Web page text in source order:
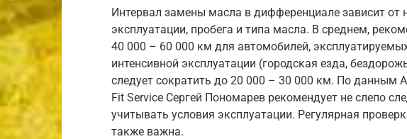
Интервал замены масла в дифференциале зависит от
эксплуатации, пробега и типа масла. В среднем,
40 000 – 60 000 км для автомобилей,
интенсивной эксплуатации (городская езда,
следует сократить до 20 000 – 30 000 км. По данным
Fit Service Сергей Пономарев рекомендует не слепо
учитывать условия эксплуатации. Регулярная
также важна.